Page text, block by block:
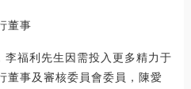
董事
福利先生因需投入更多精力于
董事及審核委員會委員，陳愛